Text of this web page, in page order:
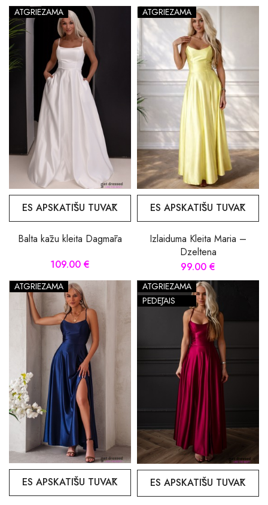
ATGRIEZAMA
ES APSKATĪŠU TUVĀK
Balta kāzu kleita Dagmāra
109.00 €
ATGRIEZAMA
ES APSKATĪŠU TUVĀK
Izlaiduma Kleita Maria –
Dzeltena
99.00 €
ATGRIEZAMA
ES APSKATĪŠU TUVĀK
ATGRIEZAMA
PĒDĒJAIS
ES APSKATĪŠU TUVĀK